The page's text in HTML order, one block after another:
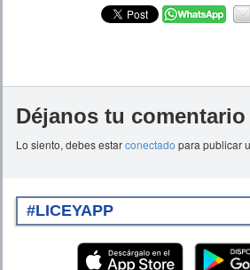
Déjanos tu comentario
Lo siento, debes estarconectado para publicar
#LICEYAPP